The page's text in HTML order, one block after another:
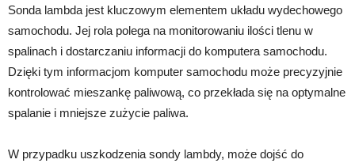
Sonda lambda jest kluczowym elementem układu wydechowego
samochodu. Jej rola polega na monitorowaniu ilości tlenu w
spalinach i dostarczaniu informacji do komputera samochodu.
Dzięki tym informacjom komputer samochodu może precyzyjnie
kontrolować mieszankę paliwową, co przekłada się na optymalne
spalanie i mniejsze zużycie paliwa.
W przypadku uszkodzenia sondy lambdy, może dojść do